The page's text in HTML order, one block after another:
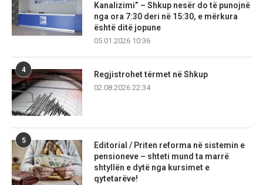
Kanalizimi” – Shkup nesër do të punojnë
nga ora 7:30 deri në 15:30, e mërkura
është ditë jopune
05.01.2026 10:36
4
Regjistrohet tërmet në Shkup
02.08.2026 22:34
5
Editorial / Priten reforma në sistemin e
pensioneve – shteti mund ta marrë
shtyllën e dytë nga kursimet e
qytetarëve!